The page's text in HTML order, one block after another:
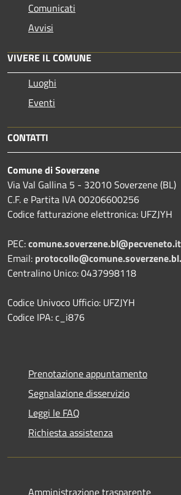
Comunicati
Avvisi
VIVERE IL COMUNE
Luoghi
Eventi
CONTATTI
Comune di Soverzene
Via Val Gallina 5 - 32010 Soverzene (BL)
C.F. e Partita IVA 00206600256
Codice fatturazione elettronica: UFZJYH
PEC:comune.soverzene.bl@pecveneto.it
Email:
Centralino Unico: 0437998118
Codice Univoco Ufficio: UFZJYH
Codice IPA: c_i876
Prenotazione appuntamento
Segnalazione disservizio
Leggi le FAQ
Richiesta assistenza
Amministrazione trasparente